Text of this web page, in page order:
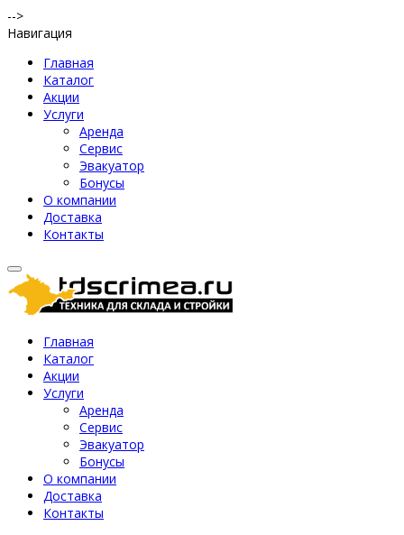
-->
Навигация
Главная
Каталог
Акции
Услуги
Аренда
Сервис
Эвакуатор
Бонусы
О компании
Доставка
Контакты
Главная
Каталог
Акции
Услуги
Аренда
Сервис
Эвакуатор
Бонусы
О компании
Доставка
Контакты